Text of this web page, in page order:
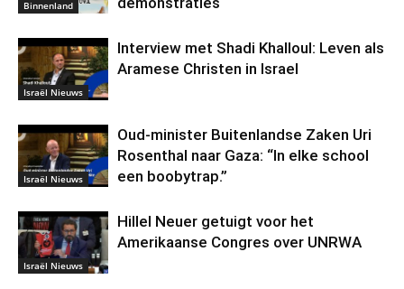
Binnenland
Israël Nieuws
Interview met Shadi Khalloul: Leven als
Aramese Christen in Israel
Israël Nieuws
Oud-minister Buitenlandse Zaken Uri
Rosenthal naar Gaza: “In elke school
een boobytrap.”
Israël Nieuws
Hillel Neuer getuigt voor het
Amerikaanse Congres over UNRWA